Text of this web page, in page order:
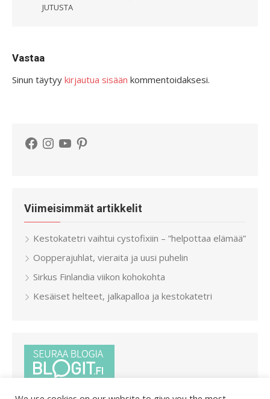
JUTUSTA
Vastaa
Sinun täytyy kirjautua sisään kommentoidaksesi.
Facebook
Instagram
YouTubePinterest
Viimeisimmät artikkelit
Kestokatetri vaihtui cystofixiin – ”helpottaa elämää”
Oopperajuhlat, vieraita ja uusi puhelin
Sirkus Finlandia viikon kohokohta
Kesäiset helteet, jalkapalloa ja kestokatetri